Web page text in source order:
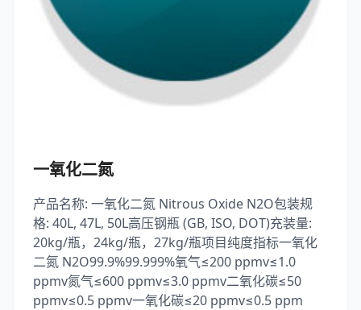
一氧化二氮
产品名称: 一氧化二氮 Nitrous Oxide N2O包装规
格: 40L, 47L, 50L高压钢瓶 (GB, ISO, DOT)充装量:
20kg/瓶，24kg/瓶，27kg/瓶项目纯度指标一氧化
二氮 N2O99.9%99.999%氧气≤200 ppmv≤1.0
ppmv氮气≤600 ppmv≤3.0 ppmv二氧化碳≤50
ppmv≤0.5 ppmv一氧化碳≤20 ppmv≤0.5 ppm